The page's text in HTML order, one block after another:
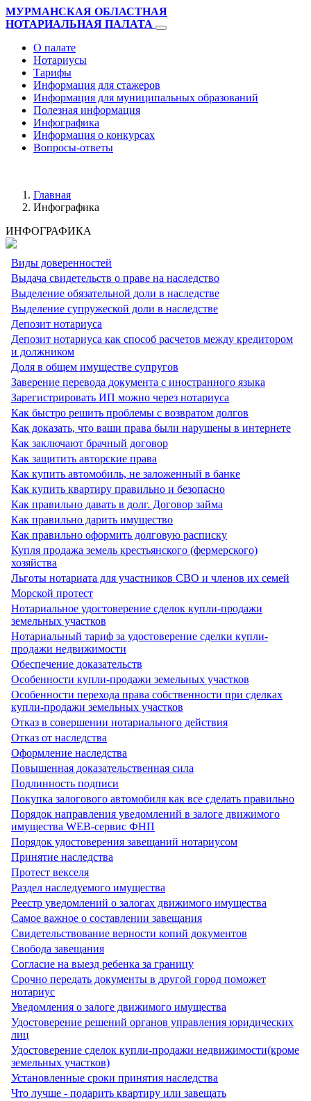
МУРМАНСКАЯ ОБЛАСТНАЯ
НОТАРИАЛЬНАЯ ПАЛАТА
О палате
Нотариусы
Тарифы
Информация для стажеров
Информация для муниципальных образований
Полезная информация
Инфографика
Информация о конкурсах
Вопросы-ответы
Главная
Инфографика
ИНФОГРАФИКА
Виды доверенностей
Выдача свидетельств о праве на наследство
Выделение обязательной доли в наследстве
Выделение супружеской доли в наследстве
Депозит нотариуса
Депозит нотариуса как способ расчетов между кредитором
и должником
Доля в общем имуществе супругов
Заверение перевода документа с иностранного языка
Зарегистрировать ИП можно через нотариуса
Как быстро решить проблемы с возвратом долгов
Как доказать, что ваши права были нарушены в интернете
Как заключают брачный договор
Как защитить авторские права
Как купить автомобиль, не заложенный в банке
Как купить квартиру правильно и безопасно
Как правильно давать в долг. Договор займа
Как правильно дарить имущество
Как правильно оформить долговую расписку
Купля продажа земель крестьянского (фермерского)
хозяйства
Льготы нотариата для участников СВО и членов их семей
Морской протест
Нотариальное удостоверение сделок купли-продажи
земельных участков
Нотариальный тариф за удостоверение сделки купли-
продажи недвижимости
Обеспечение доказательств
Особенности купли-продажи земельных участков
Особенности перехода права собственности при сделках
купли-продажи земельных участков
Отказ в совершении нотариального действия
Отказ от наследства
Оформление наследства
Повышенная доказательственная сила
Подлинность подписи
Покупка залогового автомобиля как все сделать правильно
Порядок направления уведомлений в залоге движимого
имущества WEB-сервис ФНП
Порядок удостоверения завещаний нотариусом
Принятие наследства
Протест векселя
Раздел наследуемого имущества
Реестр уведомлений о залогах движимого имущества
Самое важное о составлении завещания
Свидетельствование верности копий документов
Свобода завещания
Согласие на выезд ребенка за границу
Срочно передать документы в другой город поможет
нотариус
Уведомления о залоге движимого имущества
Удостоверение решений органов управления юридических
лиц
Удостоверение сделок купли-продажи недвижимости(кроме
земельных участков)
Установленные сроки принятия наследства
Что лучше - подарить квартиру или завещать